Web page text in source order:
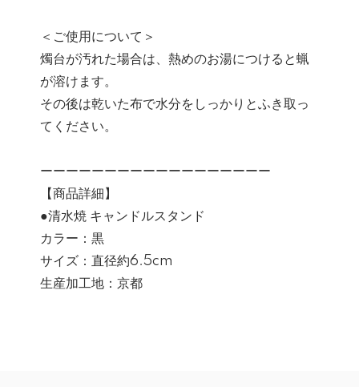
＜ご使用について＞
燭台が汚れた場合は、熱めのお湯につけると蝋
が溶けます。
その後は乾いた布で水分をしっかりとふき取っ
てください。
ーーーーーーーーーーーーーーーーーー
【商品詳細】
●清水焼 キャンドルスタンド
カラー：黒
サイズ：直径約6.5cm
生産加工地：京都